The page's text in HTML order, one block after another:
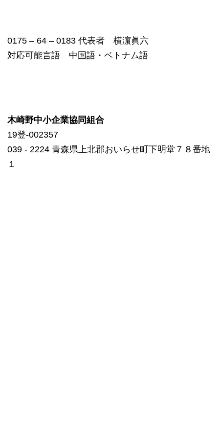
0175 – 64 – 0183 代表者 横濵眞六
対応可能言語 中国語・ベトナム語
木崎野中小企業協同組合
19登-002357
039 ‐ 2224 青森県上北郡おいらせ町下明堂７８番地
１